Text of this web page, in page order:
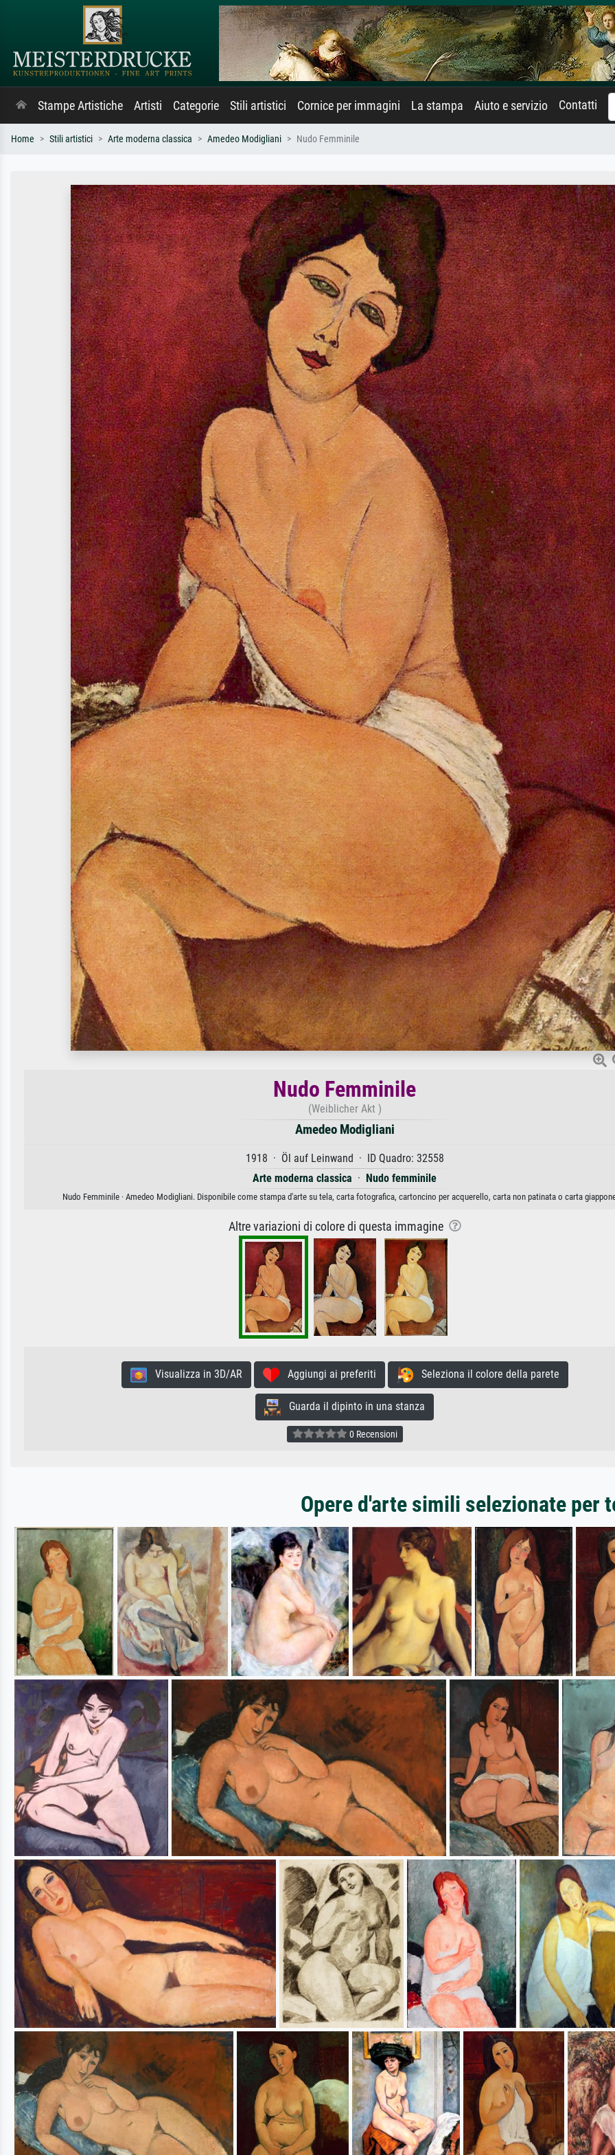
Stampe Artistiche Artisti Categorie Stili artistici Cornice per immagini La stampa Aiuto e servizio Contatti
Home Stili artistici Arte moderna classica Amedeo Modigliani Nudo Femminile
Nudo Femminile
(Weiblicher Akt )
Amedeo Modigliani
1918 · Öl auf Leinwand · ID Quadro: 32558
Arte moderna classica · Nudo femminile
Nudo Femminile · Amedeo Modigliani. Disponibile come stampa d'arte su tela, carta fotografica, cartoncino per acquerello, carta non patinata o carta
Altre variazioni di colore di questa immagine
Visualizza in 3D/AR Aggiungi ai preferiti Seleziona il colore della parete
Guarda il dipinto in una stanza
0 Recensioni
Opere d'arte simili selezionate per